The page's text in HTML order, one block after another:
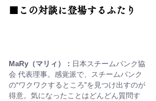
■この対談に登場するふたり
MaRy（マリィ）： 日本スチームパンク協
会 代表理事。感覚派で、スチームパンク
の“ワクワクするところ”を見つけ出すのが
得意。気になったことはどんどん質問す